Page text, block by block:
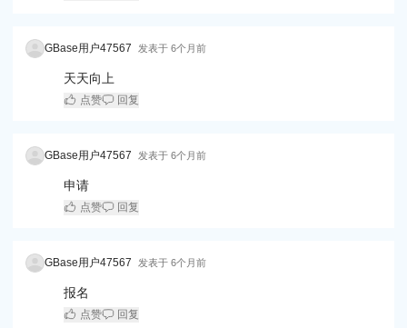
GBase用户47567 发表于 6个月前
天天向上
点赞 回复
GBase用户47567 发表于 6个月前
申请
点赞 回复
GBase用户47567 发表于 6个月前
报名
点赞 回复